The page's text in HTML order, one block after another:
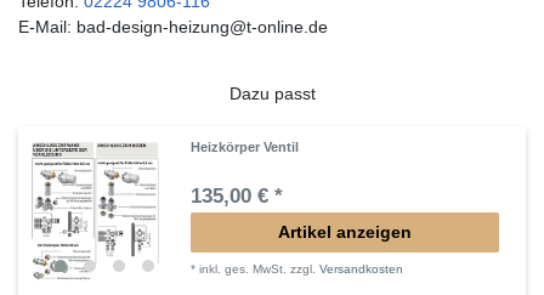
E-Mail: bad-design-heizung@t-online.de
Dazu passt
Heizkörper Ventil
135,00 € *
Artikel anzeigen
*inkl. ges. MwSt. zzgl.Versandkosten